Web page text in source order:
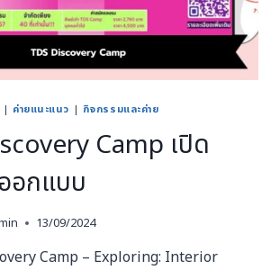
| ค่ายแนะแนว | กิจกรรมและค่าย
Camp เปิด
อกแบบ
13/09/2024
Camp – Exploring: Interior